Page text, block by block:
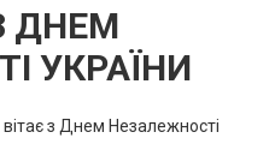
ДНЕМ
УКРАЇНИ
з Днем Незалежності